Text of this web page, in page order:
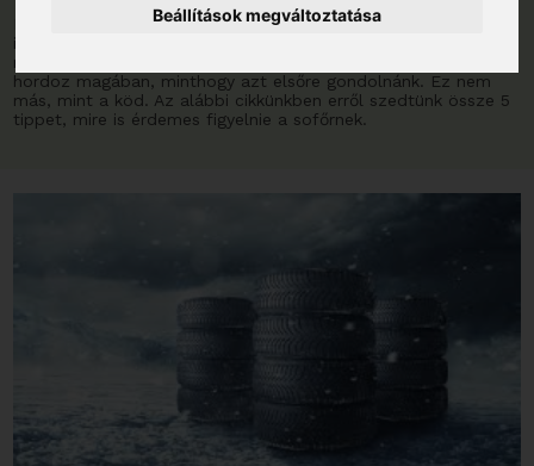
Beállítások megváltoztatása
Megérkezett hazánkba is az ősz, és ezzel együtt a szokásos
időjárás is. Viszont ezzel együtt megérkezett egy nem
mindennapinak mondható jelenség is, ami több veszélyt is
hordoz magában, minthogy azt elsőre gondolnánk. Ez nem
más, mint a köd. Az alábbi cikkünkben erről szedtünk össze 5
tippet, mire is érdemes figyelnie a sofőrnek.